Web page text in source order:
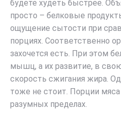
будете худеть быстрее.
просто – белковые
ощущение сытости при
порциях. Соответственно
захочется есть. При этом
мышц, а их развитие, в
скорость сжигания жира.
тоже не стоит. Порции
разумных пределах.